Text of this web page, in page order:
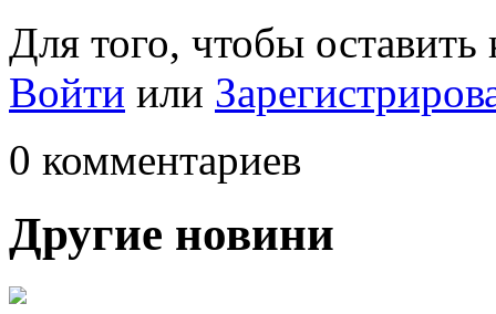
Для того, чтобы
Войти или
0 комментариев
Другие новини